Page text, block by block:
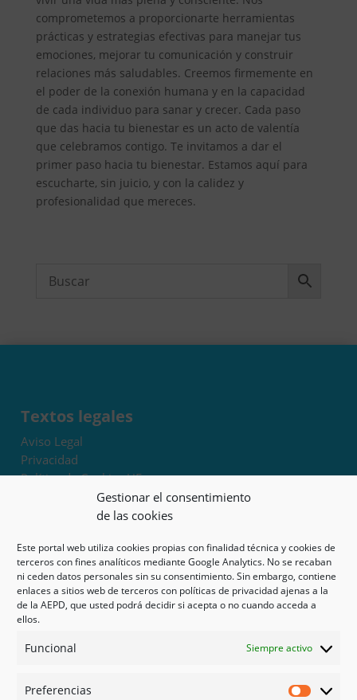
Gestionar el consentimiento
de las cookies
Este portal web utiliza cookies propias con finalidad técnica y cookies de
terceros con fines analíticos mediante Google Analytics. No se recaban
ni ceden datos personales sin su consentimiento. Sin embargo, contiene
enlaces a sitios web de terceros con políticas de privacidad ajenas a la
de la AEPD, que usted podrá decidir si acepta o no cuando acceda a
ellos.
Funcional Siempre activo
Preferencias
comprometemos a proporcionarte herramientas
prácticas y estrategias efectivas para manejar tus
emociones, mejorar tu comunicación y construir
relaciones más saludables. Creemos firmemente en
el poder de la conexión humana y en la capacidad
de cada individuo para sanar y crecer. Cada paso
que das hacia tu bienestar es un acto de valentía
que celebramos contigo. Te invitamos a dar el
primer paso hacia tu bienestar. Estamos aquí para
escucharte, sin juicio, y con la calidez y
profesionalidad que mereces.
Textos legales
Aviso Legal
Privacidad
Política de Cookies UE
Términos y condiciones
Exoneración de responsabilidad
Mapa del sitio
Mi cuenta
Tienda
Psicología en Murcia
Guías
Redes sociales